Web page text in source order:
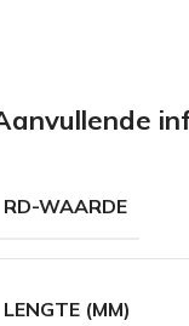
037
RD-WAARDE
LENGTE (MM)